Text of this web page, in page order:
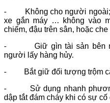
- Không cho người ngoài;
xe gắn máy … không vào
chiếm, đậu trên sân, hoặc
- Giữ gìn tài sản bên
người lấy hàng hủy.
- Bắt giữ đối tượng trộm
- Sử dụng nhanh phương
dập tắt đám cháy khi có sự cố